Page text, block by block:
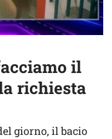
il
richiesta
giorno, il bacio